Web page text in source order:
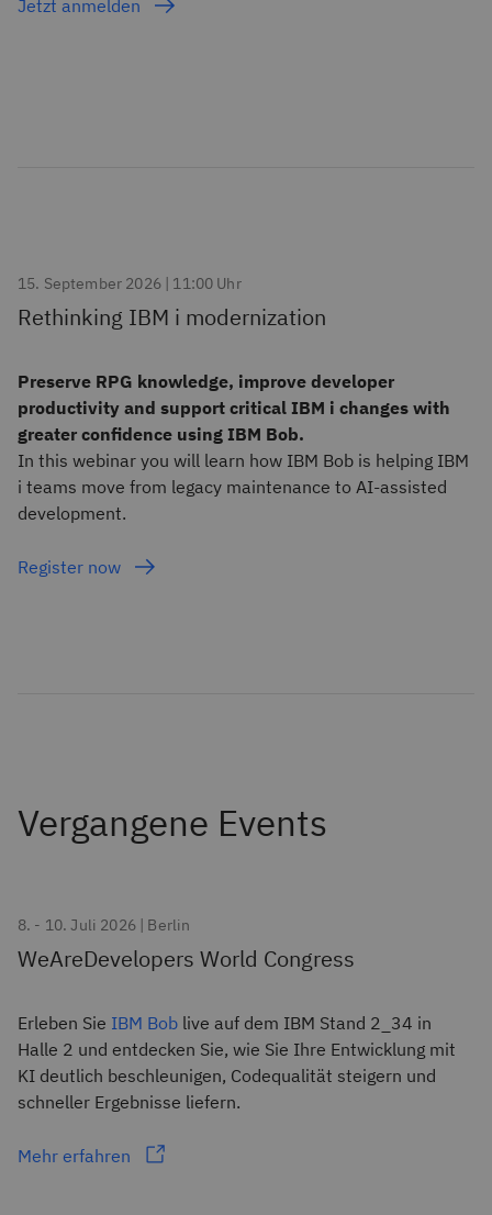
Jetzt anmelden
15. September 2026 | 11:00 Uhr
Rethinking IBM i modernization
Preserve RPG knowledge, improve developer
productivity and support critical IBM i changes with
greater confidence using IBM Bob.
In this webinar you will learn how IBM Bob is helping IBM
i teams move from legacy maintenance to AI-assisted
development.
Register now
8. - 10. Juli 2026 | Berlin
WeAreDevelopers World Congress
Erleben Sie IBM Bob live auf dem IBM Stand 2_34 in
Halle 2 und entdecken Sie, wie Sie Ihre Entwicklung mit
KI deutlich beschleunigen, Codequalität steigern und
schneller Ergebnisse liefern.
Mehr erfahren